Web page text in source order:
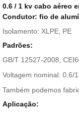
0.6 / 1 kv cabo aéreo
Condutor: fio de
Isolamento: XLPE, PE
Padrões:
GB/T 12527-2008,
Voltagem nominal: 0,6/
Também podemos
Aplicação: